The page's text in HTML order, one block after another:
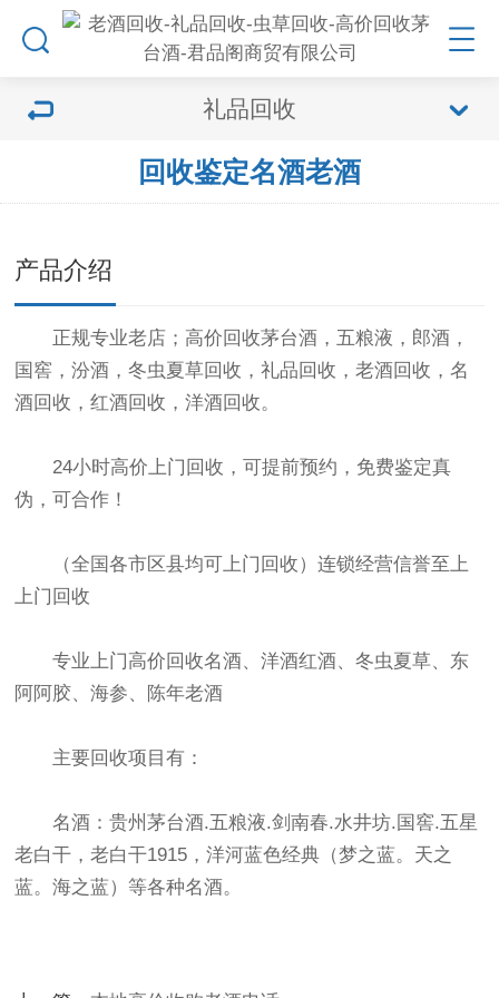
礼品回收
回收鉴定名酒老酒
产品介绍
正规专业老店；高价回收茅台酒，五粮液，郎酒，
国窖，汾酒，冬虫夏草回收，礼品回收，老酒回收，名
酒回收，红酒回收，洋酒回收。
24小时高价上门回收，可提前预约，免费鉴定真
伪，可合作！
（全国各市区县均可上门回收）连锁经营信誉至上
上门回收
专业上门高价回收名酒、洋酒红酒、冬虫夏草、东
阿阿胶、海参、陈年老酒
主要回收项目有：
名酒：贵州茅台酒.五粮液.剑南春.水井坊.国窖.五星
老白干，老白干1915，洋河蓝色经典（梦之蓝。天之
蓝。海之蓝）等各种名酒。